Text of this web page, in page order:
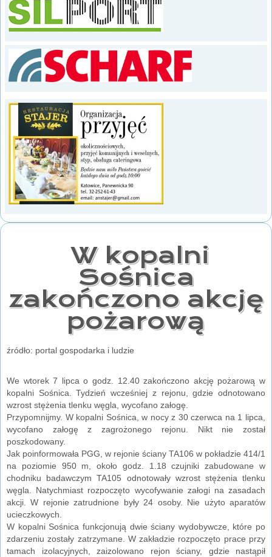
W kopalni
Sośnica
zakończono akcję
pożarową
źródło: portal gospodarka i ludzie
We wtorek 7 lipca o godz. 12.40 zakończono akcję pożarową w
kopalni Sośnica. Tydzień wcześniej z rejonu, gdzie odnotowano
wzrost stężenia tlenku węgla, wycofano załogę.
Przypomnijmy. W kopalni Sośnica, w nocy z 30 czerwca na 1 lipca,
wycofano załogę z zagrożonego rejonu. Nikt nie został
poszkodowany.
Jak poinformowała PGG, w rejonie ściany TA106 w pokładzie 414/1
na poziomie 950 m, około godz. 1.18 czujniki zabudowane w
chodniku badawczym TA105 odnotowały wzrost stężenia tlenku
węgla. Natychmiast rozpoczęto wycofywanie załogi na zasadach
akcji. W rejonie zatrudnione były 24 osoby. Nie użyto aparatów
ucieczkowych.
W kopalni Sośnica funkcjonują dwie ściany wydobywcze, które po
zdarzeniu zostały zatrzymane. W zakładzie rozpoczęto prace przy
tamach izolacyjnych, zaizolowano rejon ściany, gdzie nastąpił